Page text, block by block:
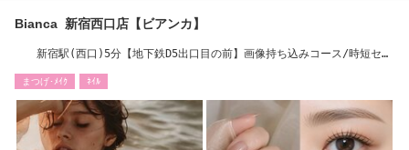
Bianca 新宿西口店【ビアンカ】
新宿駅(西口)5分【地下鉄D5出口目の前】画像持ち込みコース/時短セッ
まつげ･ﾒｲｸ ﾈｲﾙ